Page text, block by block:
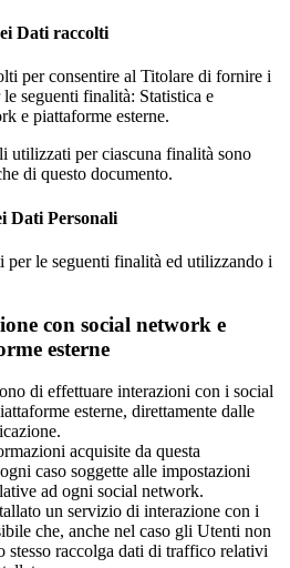
Dati raccolti
per consentire al Titolare di fornire i
seguenti finalità: Statistica e
e piattaforme esterne.
utilizzati per ciascuna finalità sono
di questo documento.
Dati Personali
per le seguenti finalità ed utilizzando i
con social network e
esterne
di effettuare interazioni con i social
esterne, direttamente dalle
acquisite da questa
caso soggette alle impostazioni
ad ogni social network.
un servizio di interazione con i
che, anche nel caso gli Utenti non
raccolga dati di traffico relativi